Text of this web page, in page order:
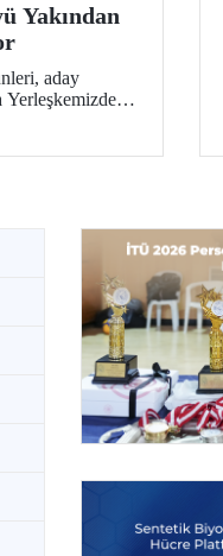
Yakından
aday
ve Tercih
ilgili fakülte
devam edecek.